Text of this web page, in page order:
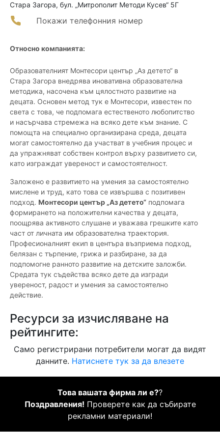
Стара Загора, бул. „Митрополит Методи Кусев“ 5Г
Покажи телефонния номер
Относно компанията:
Образователният Монтесори център „Аз детето“ в
Стара Загора внедрява иновативна образователна
методика, насочена към цялостното развитие на
децата. Основен метод тук е Монтесори, известен по
света с това, че подпомага естественото любопитство
и насърчава стремежа на всяко дете към знание. С
помощта на специално организирана среда, децата
могат самостоятелно да участват в учебния процес и
да упражняват собствен контрол върху развитието си,
като изграждат увереност и самостоятелност.
Заложено е развитието на умения за самостоятелно
мислене и труд, като това се извършва с позитивен
подход. Монтесори център „Аз детето“ подпомага
формирането на положителни качества у децата,
поощрява активното слушане и уважава грешките като
част от личната им образователна траектория.
Професионалният екип в центъра възприема подход,
белязан с търпение, грижа и разбиране, за да
подпомогне ранното развитие на детските заложби.
Средата тук съдейства всяко дете да изгради
увереност, радост и умения за самостоятелно
действие.
Ресурси за изчисляване на
рейтингите:
Само регистрирани потребители могат да видят
данните. Натиснете тук за да влезете
Това вашата фирма ли е??
Поздравления! Проверете как да събирате
рекламни материали!